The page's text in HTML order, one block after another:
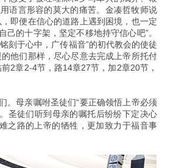
语言形容的莫大的痛苦。金凑哲牧师说
即便在信心的道路上遇到困境，也一定
的十字架，坚定不移地持守信心吧”。
刻于心中，广传福音”的初代教会的使徒
他们那样，尽心尽意去完成上帝所托付
2章2-4节，路14章27节，加2章20节，
。母亲嘱咐圣徒们“要正确领悟上帝必须
圣徒们听到母亲的嘱托后纷纷下定决心
之路的上帝的牺牲，更加致力于福音事